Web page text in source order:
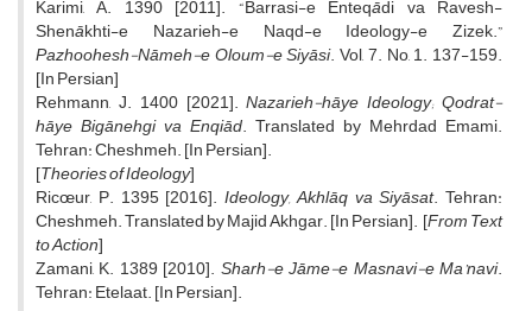
Karimi, A. 1390 [2011]. “Barrasi-e Enteqādi va Ravesh-
Shenākhti-e Nazarieh-e Naqd-e Ideology-e Zizek.”
Pazhoohesh-Nāmeh-e Oloum-e Siyāsi. Vol, 7. No, 1. 137-159.
[In Persian]
Rehmann, J. 1400 [2021].Nazarieh-hāye Ideology; Qodrat-
hāye Bigānehgi va Enqiād. Translated by Mehrdad Emami.
Tehran: Cheshmeh. [In Persian].
[Theories of Ideology]
Ricœur, P. 1395 [2016]. Ideology, Akhlāq va Siyāsat. Tehran:
Cheshmeh. Translated by Majid Akhgar. [In Persian]. [From Text
to Action]
Zamani, K. 1389 [2010]. Sharh-e Jāme-e Masnavi-e Ma’navi.
Tehran: Etelaat. [In Persian].